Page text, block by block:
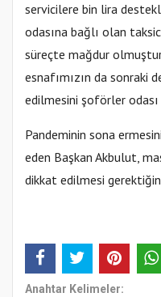
servicilere bin lira
odasına bağlı olan
süreçte mağdur
esnafımızın da sonraki
edilmesini şoförler
Pandeminin sona
eden Başkan Akbulut,
dikkat edilmesi
Anahtar Kelimeler: